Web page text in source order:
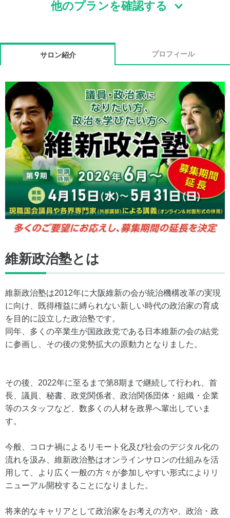
他のプランを確認する
サロン紹介 プロフィール
維新政治塾とは
維新政治塾は2012年に大阪維新の会が統治機構改革の実現
に向け、既得権益に縛られない新しい時代の政治家の育成
を目的に設立した政治塾です。
同年、多くの卒業生が国政政党である日本維新の会の結党
に参画し、その後の党勢拡大の原動力となりました。
その後、2022年に至るまで第8期まで継続して行われ、首
長、議員、秘書、政党関係者、政治関係団体・組織・企業
等のスタッフなど、数多くの人材を政界へ輩出していま
す。
今般、コロナ禍によるリモート化及び社会のデジタル化の
流れを汲み、維新政治塾はオンラインサロンの仕組みを活
用して、より広く一般の方々が参加しやすい形式によりリ
ニューアル開校することになりました。
将来的なキャリアとして政治家をお考えの方や、政治・政